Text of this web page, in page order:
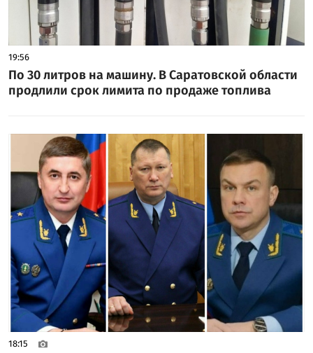
19:56
По 30 литров на машину. В Саратовской области
продлили срок лимита по продаже топлива
18:15